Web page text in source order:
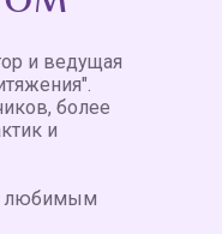
и ведущая
более
и
любимым